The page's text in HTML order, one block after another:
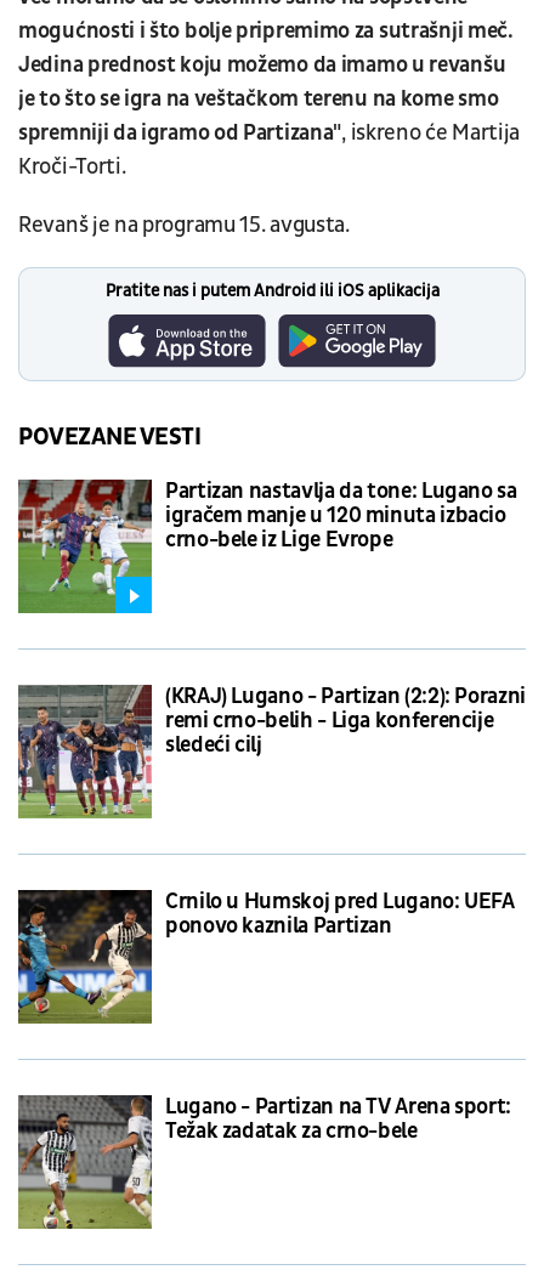
mogućnosti i što bolje pripremimo za sutrašnji meč.
Jedina prednost koju možemo da imamo u revanšu
je to što se igra na veštačkom terenu na kome smo
spremniji da igramo od Partizana", iskreno će Martija
Kroči-Torti.
Revanš je na programu 15. avgusta.
Pratite nas i putem Android ili iOS aplikacija
POVEZANE VESTI
Partizan nastavlja da tone: Lugano sa
igračem manje u 120 minuta izbacio
crno-bele iz Lige Evrope
(KRAJ) Lugano - Partizan (2:2): Porazni
remi crno-belih - Liga konferencije
sledeći cilj
Crnilo u Humskoj pred Lugano: UEFA
ponovo kaznila Partizan
Lugano - Partizan na TV Arena sport:
Težak zadatak za crno-bele